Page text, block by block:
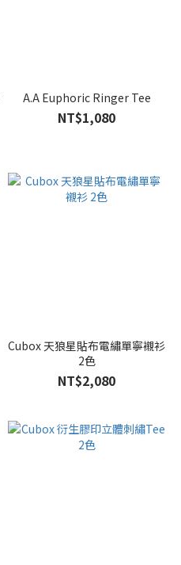
A.A Euphoric Ringer Tee
NT$1,080
Cubox 天狼星貼布電繡單寧襯衫
2色
NT$2,080